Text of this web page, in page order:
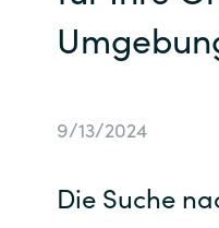
9/13/2024
Die Suche